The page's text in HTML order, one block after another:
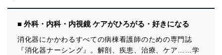
■ 外科・内科・内視鏡 ケアがひろがる・好きになる
消化器にかかわるすべての病棟看護師のための専門誌
『消化器ナーシング』。解剖、疾患、治療、ケア……学